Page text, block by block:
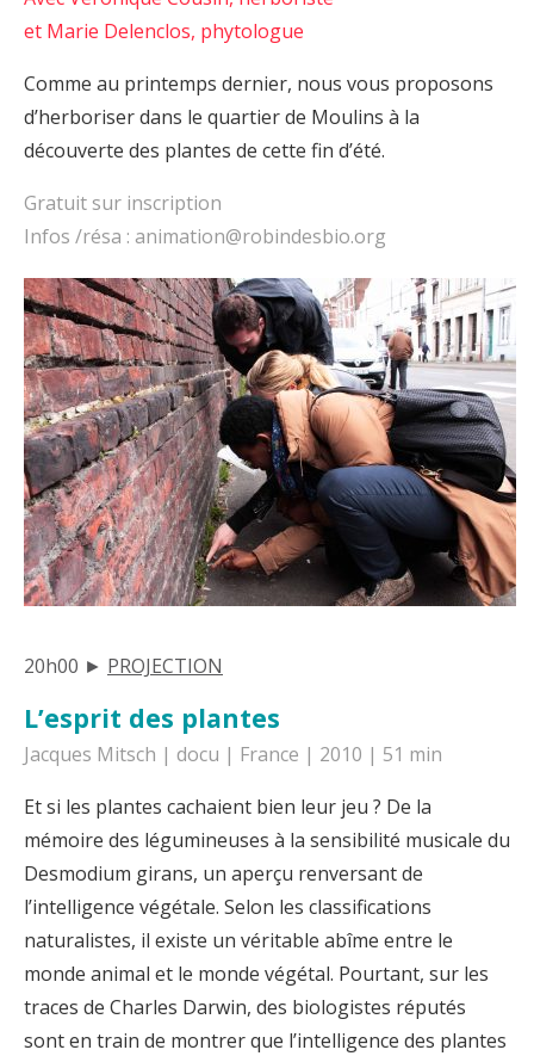
et Marie Delenclos, phytologue
Comme au printemps dernier, nous vous proposons
d’herboriser dans le quartier de Moulins à la
découverte des plantes de cette fin d’été.
Gratuit sur inscription
Infos /résa : animation@robindesbio.org
20h00 ► PROJECTION
L’esprit des plantes
Jacques Mitsch | docu | France | 2010 | 51 min
Et si les plantes cachaient bien leur jeu ? De la
mémoire des légumineuses à la sensibilité musicale du
Desmodium girans, un aperçu renversant de
l’intelligence végétale. Selon les classifications
naturalistes, il existe un véritable abîme entre le
monde animal et le monde végétal. Pourtant, sur les
traces de Charles Darwin, des biologistes réputés
sont en train de montrer que l’intelligence des plantes